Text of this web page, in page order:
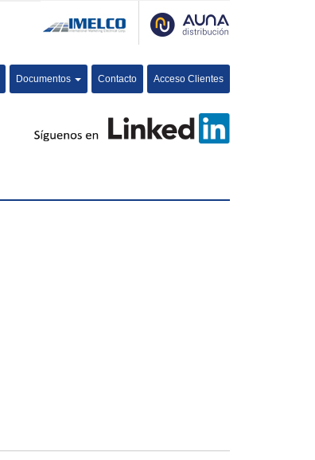
Documentos Contacto Acceso Clientes